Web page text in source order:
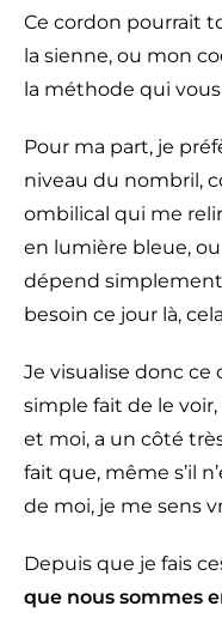
Ce cordon pourrait
la sienne, ou mon
la méthode qui
Pour ma part, je
niveau du nombril,
ombilical qui me
en lumière bleue,
dépend simplement
besoin ce jour là,
Je visualise donc ce
simple fait de le
et moi, a un côté
fait que, même s’il
de moi, je me sens
Depuis que je fais
que nous sommes